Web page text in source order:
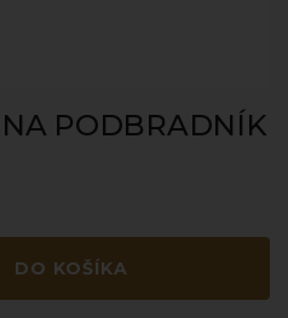
PODBRADNÍK
DO KOŠÍKA